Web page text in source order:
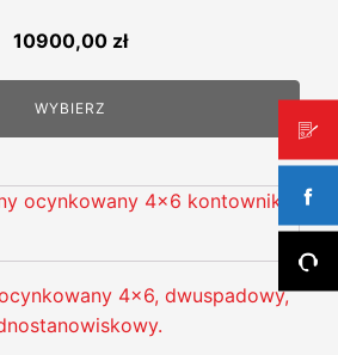
10900,00 zł
WYBIERZ
4x6, dwuspadowy,